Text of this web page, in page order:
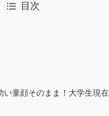
目次
い童顔そのまま！大学生現在